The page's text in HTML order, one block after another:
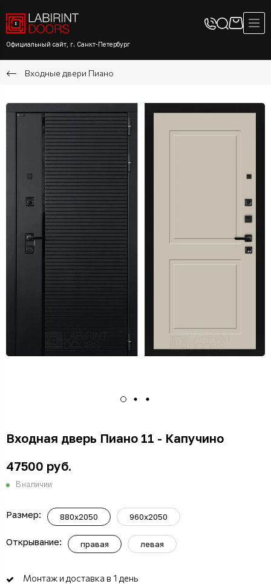
Официальный сайт, г. Санкт-Петербург
Входные двери Пиано
Входная дверь Пиано 11 - Капучино
47500 руб.
В наличии
Размер: 880x2050 960x2050
Открывание: правая левая
Монтаж и доставка в 1 день